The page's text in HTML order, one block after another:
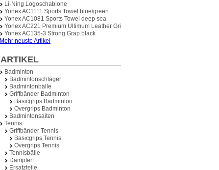
Li-Ning Logoschablone
Yonex AC1111 Sports Towel blue/green
Yonex AC1081 Sports Towel deep sea
Yonex AC221 Premium Ultimum Leather Grip (Ledergriffband)
Yonex AC135-3 Strong Grap black
Mehr neuste Artikel
ARTIKEL
Badminton
Badmintonschläger
Badmintonbälle
Griffbänder Badminton
Basicgrips Badminton
Overgrips Badminton
Badmintonsaiten
Tennis
Griffbänder Tennis
Basicgrips Tennis
Overgrips Tennis
Tennisbälle
Dämpfer
Ersatzteile